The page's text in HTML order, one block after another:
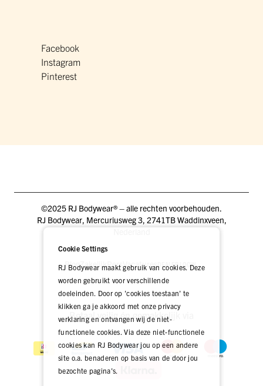
Facebook
Instagram
Pinterest
©2025 RJ Bodywear® – alle rechten voorbehouden.
RJ Bodywear, Mercuriusweg 3, 2741TB Waddinxveen,
BlogZakelijkPers VacaturesDEALER LOGIN
Betaal veilig én gemakkelijk via
Cookie Settings
RJ Bodywear maakt gebruik van cookies. Deze
worden gebruikt voor verschillende
doeleinden. Door op 'cookies toestaan' te
klikken ga je akkoord met onze privacy
verklaring en ontvangen wij de niet-
functionele cookies. Via deze niet-functionele
cookies kan RJ Bodywear jou op een andere
site o.a. benaderen op basis van de door jou
bezochte pagina's.